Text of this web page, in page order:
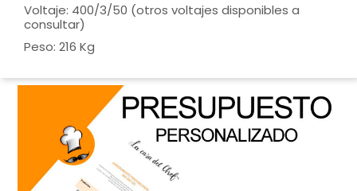
Voltaje: 400/3/50 (otros voltajes disponibles a
consultar)
Peso: 216 Kg